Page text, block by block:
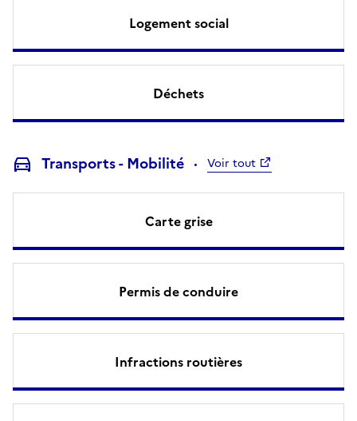
Logement social
Déchets
Transports - Mobilité Voir tout
Carte grise
Permis de conduire
Infractions routières